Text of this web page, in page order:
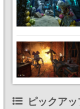
ピックア